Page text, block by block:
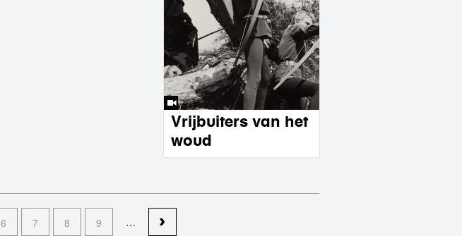
Vrijbuiters van het
woud
6 7 8 9 …